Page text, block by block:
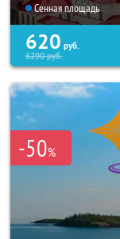
Сенная площадь
620 руб.
6290руб.
-50%